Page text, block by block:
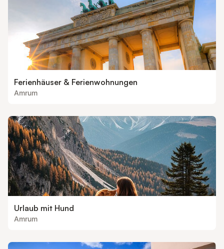
Ferienhäuser & Ferienwohnungen
Amrum
Urlaub mit Hund
Amrum